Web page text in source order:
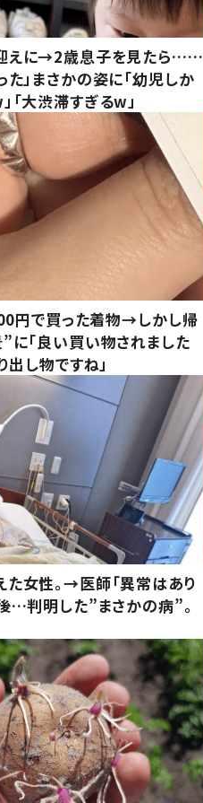
えに→2歳息子を見たら……
た」まさかの姿に「幼児しか
大渋滞すぎるw」
円で買った着物→しかし帰
「良い買い物されました
出し物ですね」
女性。→医師「異常はあり
…判明した”まさかの病”。